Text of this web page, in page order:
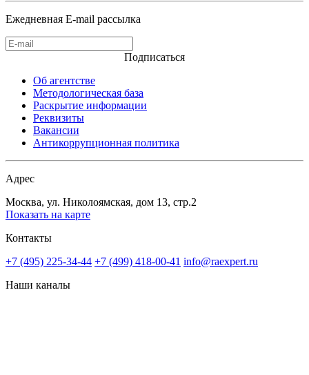
Ежедневная E-mail рассылка
Подписаться
Об агентстве
Методологическая база
Раскрытие информации
Реквизиты
Вакансии
Антикоррупционная политика
Адрес
Москва, ул. Николоямская, дом 13, стр.2
Показать на карте
Контакты
+7 (495) 225-34-44 +7 (499) 418-00-41 info@raexpert.ru
Наши каналы